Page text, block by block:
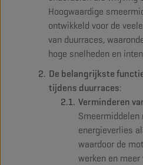
Hoogwaardige
ontwikkeld voor de
van duurraces,
hoge snelheden en
De belangrijkste
tijdens duurraces:
Verminderen
energieverlies
waardoor de
werken en